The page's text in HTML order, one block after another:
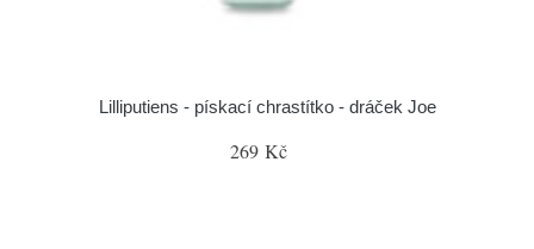
Lilliputiens - pískací chrastítko - dráček Joe
269 Kč